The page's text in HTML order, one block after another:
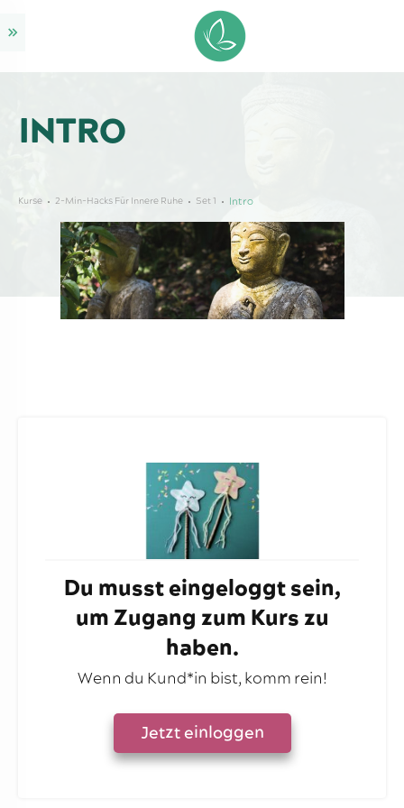
INTRO
Kurse 2-Min-Hacks Für Innere Ruhe Set 1 Intro
Du musst eingeloggt sein,
um Zugang zum Kurs zu
haben.
Wenn du Kund*in bist, komm rein!
Jetzt einloggen